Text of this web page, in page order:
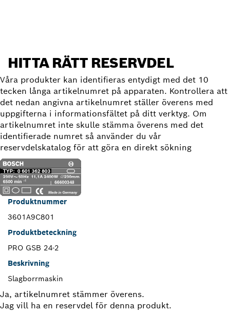
HITTA RÄTT RESERVDEL
Våra produkter kan identifieras entydigt med det 10
tecken långa artikelnumret på apparaten. Kontrollera att
det nedan angivna artikelnumret ställer överens med
uppgifterna i informationsfältet på ditt verktyg. Om
artikelnumret inte skulle stämma överens med det
identifierade numret så använder du vår
reservdelskatalog för att göra en direkt sökning
Produktnummer
3601A9C801
Produktbeteckning
PRO GSB 24-2
Beskrivning
Slagborrmaskin
Ja, artikelnumret stämmer överens.
Jag vill ha en reservdel för denna produkt.